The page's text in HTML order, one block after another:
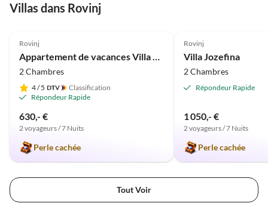
Villas dans Rovinj
Rovinj
Appartement de vacances Villa Mamontov - A
2 Chambres
4/ 5
Classification
Répondeur Rapide
630,- €
2 voyageurs / 7 Nuits
Perle cachée
Rovinj
Villa Jozefina
2 Chambres
Répondeur Rapide
1 050,- €
2 voyageurs / 7 Nuits
Perle cachée
Tout Voir